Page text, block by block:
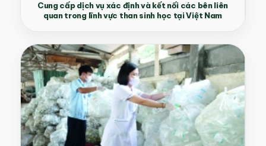
Cung cấp dịch vụ xác định và kết nối các bên liên
quan trong lĩnh vực than sinh học tại Việt Nam